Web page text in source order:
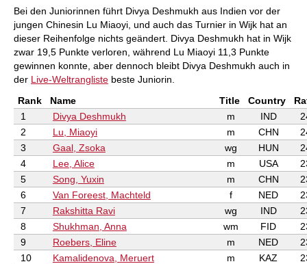
Bei den Juniorinnen führt Divya Deshmukh aus Indien vor der
jungen Chinesin Lu Miaoyi, und auch das Turnier in Wijk hat an
dieser Reihenfolge nichts geändert. Divya Deshmukh hat in Wijk
zwar 19,5 Punkte verloren, während Lu Miaoyi 11,3 Punkte
gewinnen konnte, aber dennoch bleibt Divya Deshmukh auch in
der Live-Weltrangliste beste Juniorin.
Rank
Name Title Country
1
Divya Deshmukh m IND
2
Lu, Miaoyi m CHN
3
Gaal, Zsoka wg HUN
4
Lee, Alice m USA
5
Song, Yuxin m CHN
6
Van Foreest, Machteld f NED
7
Rakshitta Ravi wg IND
8
Shukhman, Anna wm FID
9
Roebers, Eline m NED
10
Kamalidenova, Meruert m KAZ